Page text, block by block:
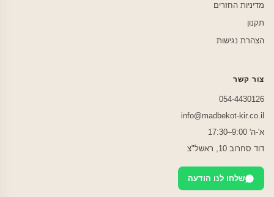
מדיניות החזרים
תקנון
הצהרת נגישות
צור קשר
054-4430126
info@madbekot-kir.co.il
א'-ה' 9:00–17:30
דוד סחרוב 10, ראשל"צ
שלחו לנו הודעה